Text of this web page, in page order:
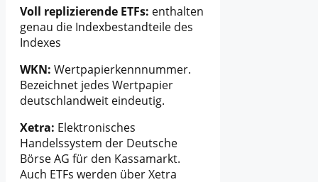
Voll replizierende ETFs: enthalten
genau die Indexbestandteile des
Indexes
WKN: Wertpapierkennnummer.
Bezeichnet jedes Wertpapier
deutschlandweit eindeutig.
Xetra: Elektronisches
Handelssystem der Deutsche
Börse AG für den Kassamarkt.
Auch ETFs werden über Xetra